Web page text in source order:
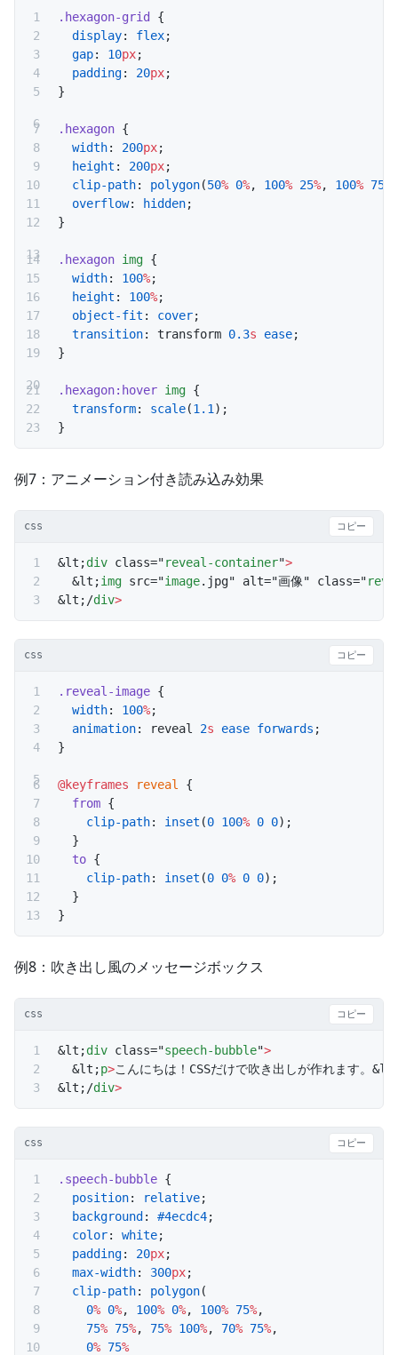
.hexagon-grid
{
  display
: flex;
  gap
: 10px;
  padding
: 20px;
}
.hexagon {
  width
: 200px;
  height
: 200px;
  clip-path
: polygon(50% 0%, 100% 25%, 100% 75
  overflow
: hidden;
}
.hexagon img {
  width
: 100%;
  height
: 100%;
  object-fit
: cover;
  transition
: transform 0.3s ease;
}
.hexagon:hover img {
  transform
: scale(1.1 );
}
例7：アニメーション付き読み込み効果
css コピー
&lt;div class="reveal-container">
  &lt;
img src="image.jpg" alt="画像" class="
&lt;/div>
css コピー
.reveal-image {
  width
: 100%;
  animation
: reveal 2s ease forwards ;
}
@keyframes reveal
{
  from
{
    clip-path
: inset (0 100% 0 0);
  }
  to
{
    clip-path
: inset (0 0% 0 0);
  }
}
例8：吹き出し風のメッセージボックス
css コピー
&lt;div class="speech-bubble">
  &lt;
p>こんにちは！CSSだけで吹き出しが作れます。
&lt;/div>
css コピー
.speech-bubble {
  position
: relative;
  background
: #4ecdc4;
  color
: white;
  padding
: 20px;
  max-width
: 300px;
  clip-path
: polygon(
    0
% 0%, 100% 0%, 100% 75%,
    75
% 75%, 75% 100%, 70% 75%,
    0
% 75%